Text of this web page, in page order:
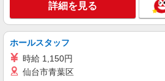
キープ
パート
エイジフリーハウス船橋夏見
看護師／サービス付
詳細を見る
ホールスタッフ
時給 1,150円
仙台市青葉区